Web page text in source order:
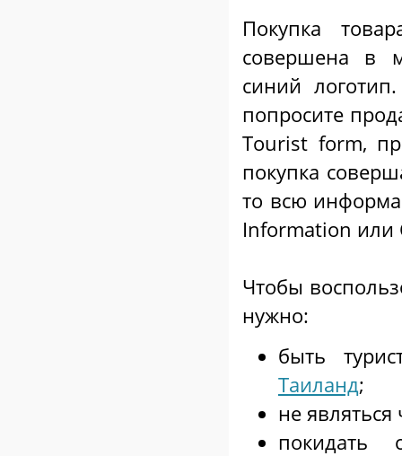
Покупка
совершена в
синий
попросите
Tourist form,
покупка
то всю
Information или
Чтобы
нужно:
быть
Таиланд;
не
покидать